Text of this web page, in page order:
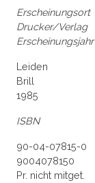
Erscheinungsort
Drucker/Verlag
Erscheinungsjahr
Leiden
Brill
1985
ISBN
90-04-07815-0
9004078150
Pr. nicht mitget.